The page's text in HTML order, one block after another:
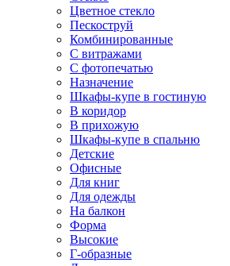
Цветное стекло
Пескоструй
Комбинированные
С витражами
С фотопечатью
Назначение
Шкафы-купе в гостиную
В коридор
В прихожую
Шкафы-купе в спальню
Детские
Офисные
Для книг
Для одежды
На балкон
Форма
Высокие
Г-образные